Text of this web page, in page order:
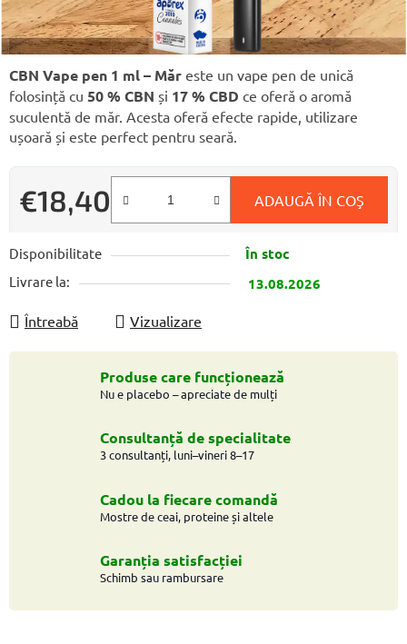
CBN Vape pen 1 ml – Măr este un vape pen de unică
folosință cu 50 % CBN și 17 % CBD ce oferă o aromă
suculentă de măr. Acesta oferă efecte rapide, utilizare
ușoară și este perfect pentru seară.
€18,40 ADAUGĂ ÎN COŞ
Disponibilitate În stoc
Livrare la: 13.08.2026
Întreabă Vizualizare
Produse care funcționează
Nu e placebo – apreciate de mulți
Consultanță de specialitate
3 consultanți, luni–vineri 8–17
Cadou la fiecare comandă
Mostre de ceai, proteine și altele
Garanția satisfacției
Schimb sau rambursare